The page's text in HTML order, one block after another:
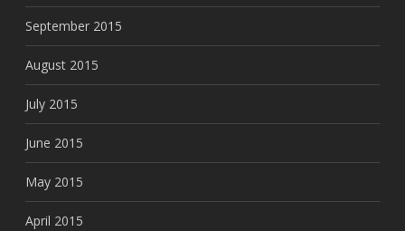
September 2015
August 2015
July 2015
June 2015
May 2015
April 2015